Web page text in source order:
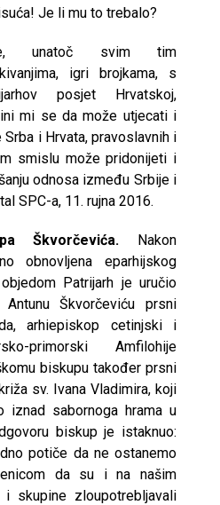
Je li mu to trebalo?
unatoč svim tim
igri brojkama, s
posjet Hrvatskoj,
mi se da može utjecati i
i Hrvata, pravoslavnih i
smislu može pridonijeti i
odnosa između Srbije i
SPC-a, 11. rujna 2016.
Škvorčevića. Nakon
obnovljena eparhijskog
Patrijarh je uručio
Škvorčeviću prsni
arhiepiskop cetinjski i
primorski Amfilohije
biskupu također prsni
sv. Ivana Vladimira, koji
iznad sabornoga hrama u
biskup je istaknuo:
potiče da ne ostanemo
da su i na našim
skupine zloupotrebljavali